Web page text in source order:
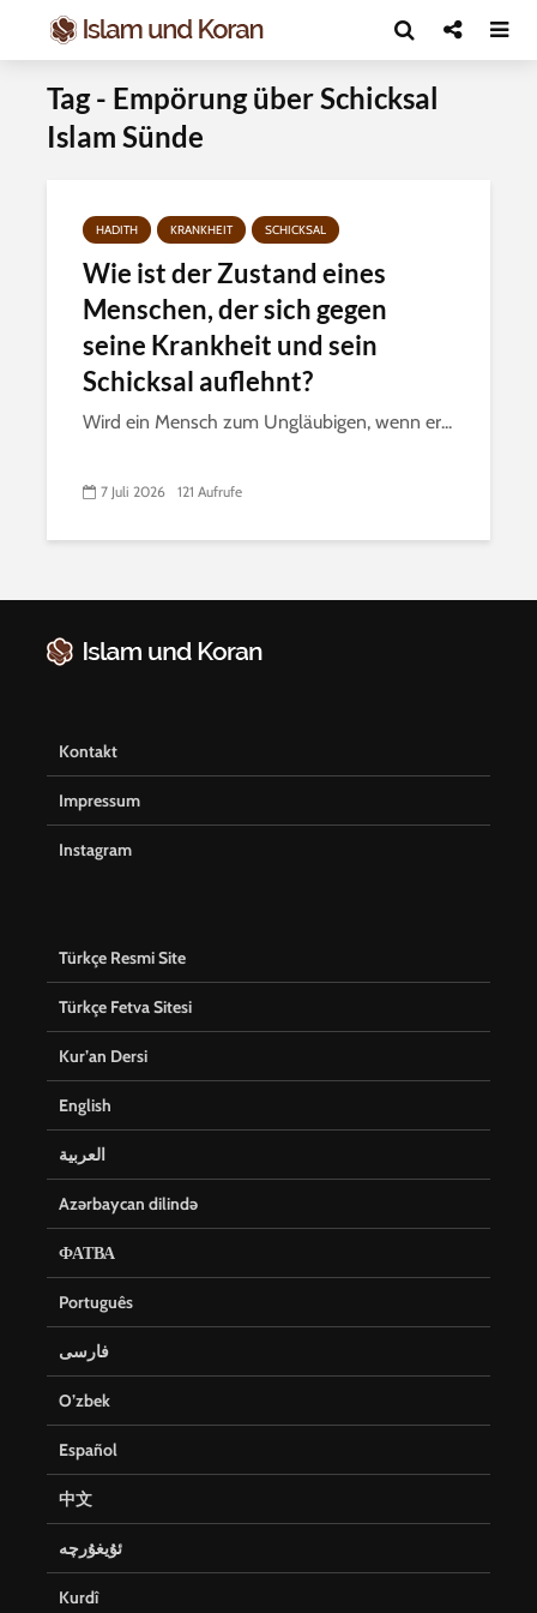
Tag - Empörung über Schicksal
Islam Sünde
HADITH KRANKHEIT SCHICKSAL
Wie ist der Zustand eines
Menschen, der sich gegen
seine Krankheit und sein
Schicksal auflehnt?
Wird ein Mensch zum Ungläubigen, wenn er...
7 Juli 2026 121 Aufrufe
Kontakt
Impressum
Instagram
Türkçe Resmi Site
Türkçe Fetva Sitesi
Kur’an Dersi
English
العربية
Azərbaycan dilində
ФАТВА
Português
فارسی
O’zbek
Español
中文
ئۇيغۇرچە
Kurdî